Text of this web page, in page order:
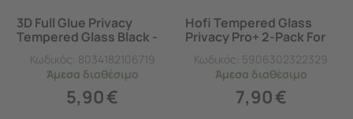
3D Full Glue Privacy
Tempered Glass Black -
Ultra
Κωδικός: 8034182106719
Άμεσα διαθέσιμο
5,90€
Hofi Tempered Glass
Privacy Pro+ 2-Pack For
Ultra 5G
Κωδικός: 5906302322329
Άμεσα διαθέσιμο
7,90€